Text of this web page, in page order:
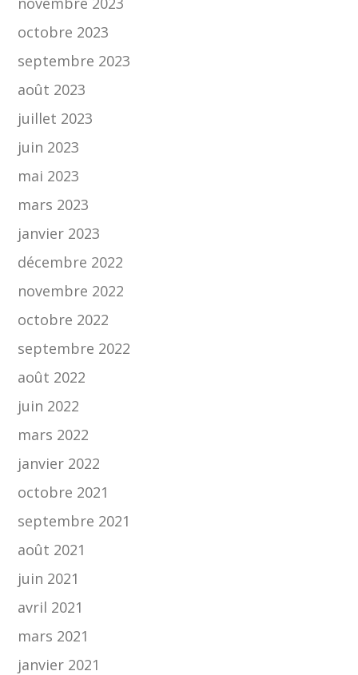
octobre 2023
septembre 2023
août 2023
juillet 2023
juin 2023
mai 2023
mars 2023
janvier 2023
décembre 2022
novembre 2022
octobre 2022
septembre 2022
août 2022
juin 2022
mars 2022
janvier 2022
octobre 2021
septembre 2021
août 2021
juin 2021
avril 2021
mars 2021
janvier 2021